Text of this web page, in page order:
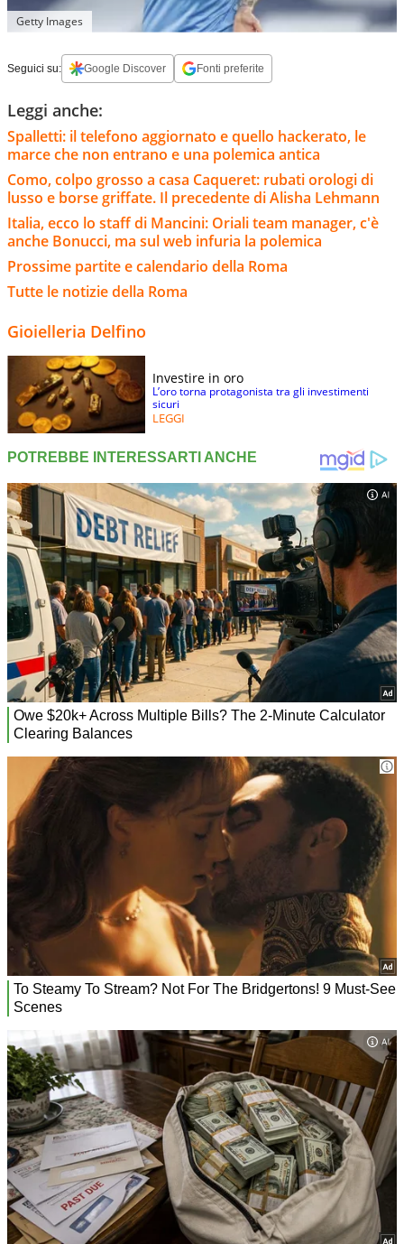
Getty Images
Seguici su: Google Discover Fonti preferite
Leggi anche:
Spalletti: il telefono aggiornato e quello hackerato, le
marce che non entrano e una polemica antica
Como, colpo grosso a casa Caqueret: rubati orologi di
lusso e borse griffate. Il precedente di Alisha Lehmann
Italia, ecco lo staff di Mancini: Oriali team manager, c'è
anche Bonucci, ma sul web infuria la polemica
Prossime partite e calendario della Roma
Tutte le notizie della Roma
Gioielleria Delfino
Investire in oro
L’oro torna protagonista tra gli investimenti
sicuri
LEGGI